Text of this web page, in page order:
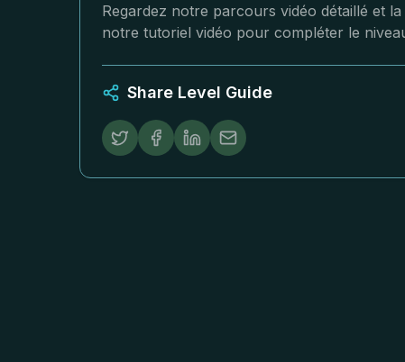
Regardez notre parcours vidéo détaillé et
notre tutoriel vidéo pour compléter le
Share Level Guide